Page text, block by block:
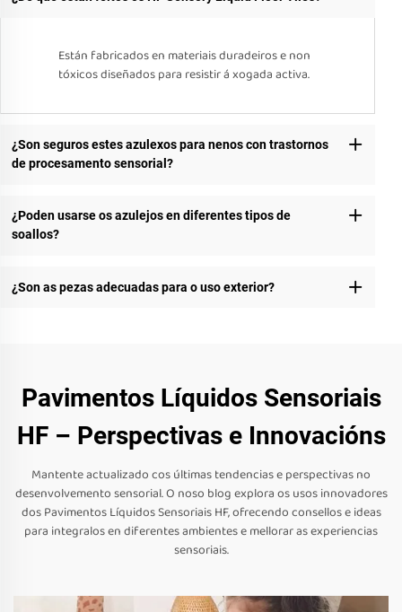
Están fabricados en materiais duradeiros e non
tóxicos diseñados para resistir á xogada activa.
¿Son seguros estes azulexos para nenos con trastornos
de procesamento sensorial?
¿Poden usarse os azulejos en diferentes tipos de
soallos?
¿Son as pezas adecuadas para o uso exterior?
Pavimentos Líquidos Sensoriais
HF – Perspectivas e Innovacións
Mantente actualizado cos últimas tendencias e perspectivas no
desenvolvemento sensorial. O noso blog explora os usos innovadores
dos Pavimentos Líquidos Sensoriais HF, ofrecendo consellos e ideas
para integralos en diferentes ambientes e mellorar as experiencias
sensoriais.